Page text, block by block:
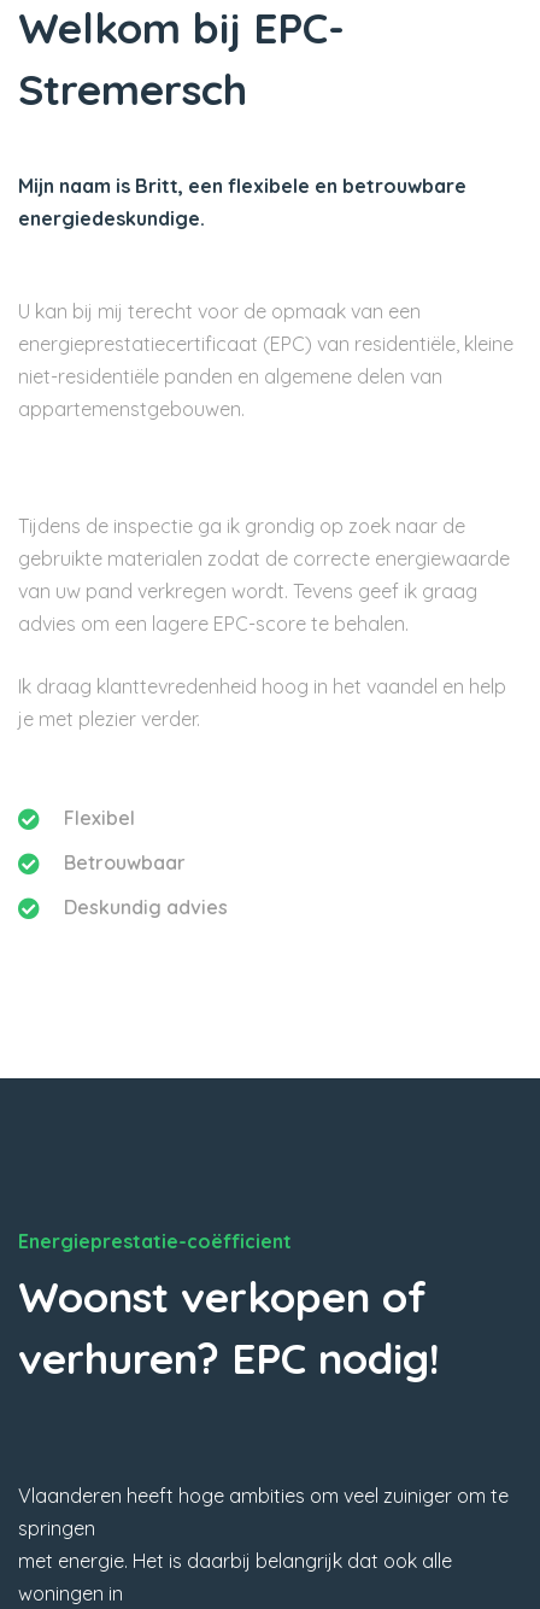
Welkom bij EPC-
Stremersch
Mijn naam is Britt, een flexibele en betrouwbare
energiedeskundige.
U kan bij mij terecht voor de opmaak van een
energieprestatiecertificaat (EPC) van residentiële, kleine
niet-residentiële panden en algemene delen van
appartemenstgebouwen.
Tijdens de inspectie ga ik grondig op zoek naar de
gebruikte materialen zodat de correcte energiewaarde
van uw pand verkregen wordt. Tevens geef ik graag
advies om een lagere EPC-score te behalen.
Ik draag klanttevredenheid hoog in het vaandel en help
je met plezier verder.
Flexibel
Betrouwbaar
Deskundig advies
Energieprestatie-coëfficient
Woonst verkopen of
verhuren? EPC nodig!
Vlaanderen heeft hoge ambities om veel zuiniger om te
springen
met energie. Het is daarbij belangrijk dat ook alle
woningen in